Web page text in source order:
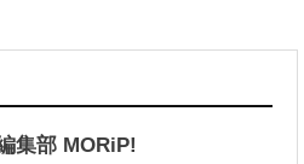
まりに有名なこの聖地に、奥の院（...
集部 MORiP!